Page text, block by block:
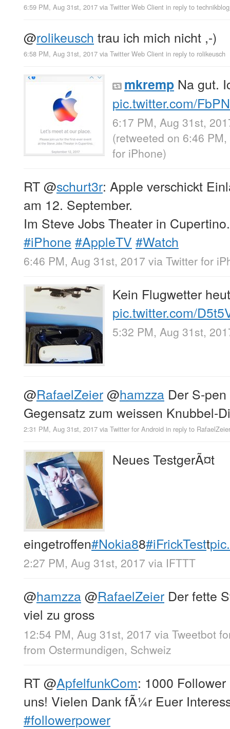
6:59 PM, Aug 31st, 2017 via Twitter Web Client in reply to
@rolikeusch trau ich mich nicht ,-)
6:58 PM, Aug 31st, 2017 via Twitter Web Client in reply to rolikeusch
mkremp Na gut.
pic.twitter.com/
6:17 PM, Aug 31st,
(retweeted on 6:46
for iPhone)
RT@schurt3r: Apple verschickt
am 12. September.
Im Steve Jobs Theater in Cupertino.
#iPhone #AppleTV #Watch
6:46 PM, Aug 31st, 2017 via Twitter for
Kein Flugwetter
pic.twitter.com/
5:32 PM, Aug 31st,
@RafaelZeier@hamzza Der S-
Gegensatz zum weissen Knubbel-
2:31 PM, Aug 31st, 2017 via Twitter for Android in reply to RafaelZeier
Neues TestgerÃ¤t
eingetroffen#Nokia88#iFrickTestt
2:27 PM, Aug 31st, 2017 via IFTTT
@hamzza@RafaelZeier Der fette
viel zu gross
12:54 PM, Aug 31st, 2017 via Tweetbot
from Ostermundigen, Schweiz
RT@ApfelfunkCom: 1000
uns! Vielen Dank fÃ¼r Euer
#followerpower